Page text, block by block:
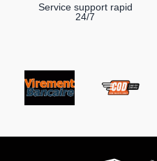
Service support rapid
24/7